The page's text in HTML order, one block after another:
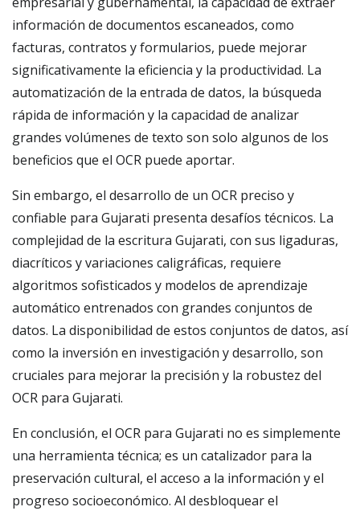
información de documentos escaneados, como
facturas, contratos y formularios, puede mejorar
significativamente la eficiencia y la productividad. La
automatización de la entrada de datos, la búsqueda
rápida de información y la capacidad de analizar
grandes volúmenes de texto son solo algunos de los
beneficios que el OCR puede aportar.
Sin embargo, el desarrollo de un OCR preciso y
confiable para Gujarati presenta desafíos técnicos. La
complejidad de la escritura Gujarati, con sus ligaduras,
diacríticos y variaciones caligráficas, requiere
algoritmos sofisticados y modelos de aprendizaje
automático entrenados con grandes conjuntos de
datos. La disponibilidad de estos conjuntos de datos, así
como la inversión en investigación y desarrollo, son
cruciales para mejorar la precisión y la robustez del
OCR para Gujarati.
En conclusión, el OCR para Gujarati no es simplemente
una herramienta técnica; es un catalizador para la
preservación cultural, el acceso a la información y el
progreso socioeconómico. Al desbloquear el